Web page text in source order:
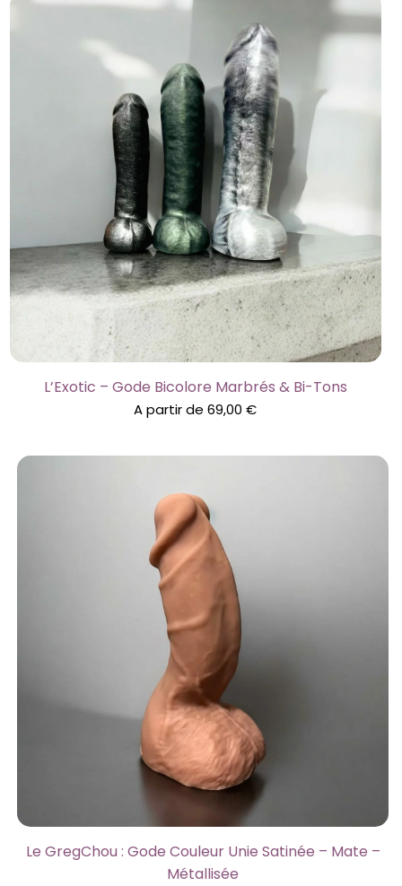
L’Exotic – Gode Bicolore Marbrés & Bi-Tons
A partir de69,00€
Le GregChou : Gode Couleur Unie Satinée – Mate –
Métallisée